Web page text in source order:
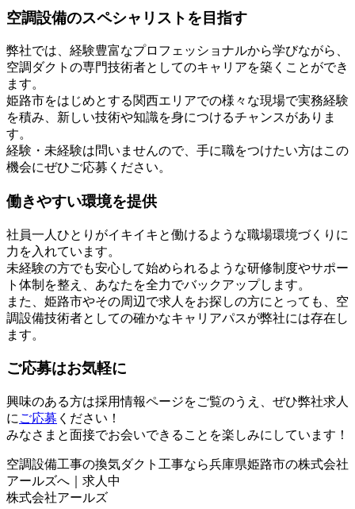
空調設備のスペシャリストを目指す
弊社では、経験豊富なプロフェッショナルから学びながら、
空調ダクトの専門技術者としてのキャリアを築くことができ
ます。
姫路市をはじめとする関西エリアでの様々な現場で実務経験
を積み、新しい技術や知識を身につけるチャンスがありま
す。
経験・未経験は問いませんので、手に職をつけたい方はこの
機会にぜひご応募ください。
働きやすい環境を提供
社員一人ひとりがイキイキと働けるような職場環境づくりに
力を入れています。
未経験の方でも安心して始められるような研修制度やサポー
ト体制を整え、あなたを全力でバックアップします。
また、姫路市やその周辺で求人をお探しの方にとっても、空
調設備技術者としての確かなキャリアパスが弊社には存在し
ます。
ご応募はお気軽に
興味のある方は採用情報ページをご覧のうえ、ぜひ弊社求人
に ご応募 ください！
みなさまと面接でお会いできることを楽しみにしています！
空調設備工事の換気ダクト工事なら兵庫県姫路市の株式会社
アールズへ｜求人中
株式会社アールズ